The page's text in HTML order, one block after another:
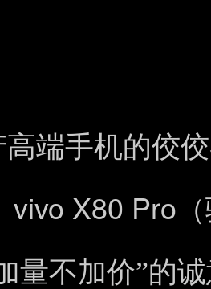
端手机的佼
vivo X80 Pro
量不加价”的